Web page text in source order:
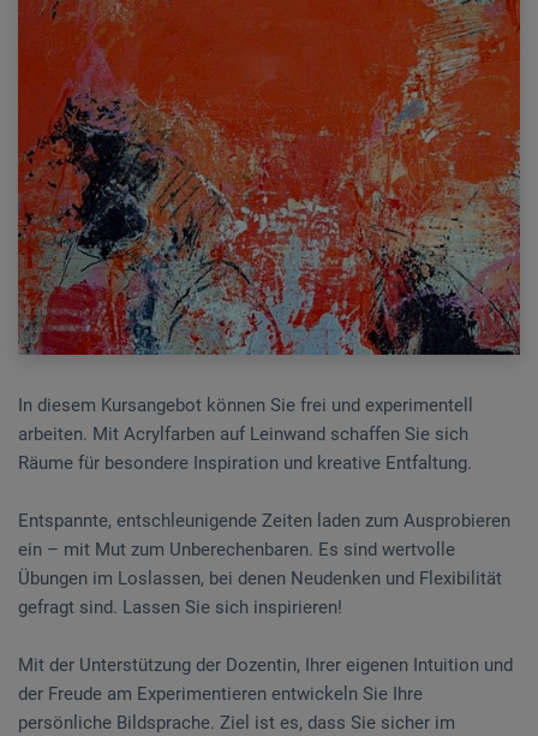
In diesem Kursangebot können Sie frei und experimentell
arbeiten. Mit Acrylfarben auf Leinwand schaffen Sie sich
Räume für besondere Inspiration und kreative Entfaltung.
Entspannte, entschleunigende Zeiten laden zum Ausprobieren
ein – mit Mut zum Unberechenbaren. Es sind wertvolle
Übungen im Loslassen, bei denen Neudenken und Flexibilität
gefragt sind. Lassen Sie sich inspirieren!
Mit der Unterstützung der Dozentin, Ihrer eigenen Intuition und
der Freude am Experimentieren entwickeln Sie Ihre
persönliche Bildsprache. Ziel ist es, dass Sie sicher im